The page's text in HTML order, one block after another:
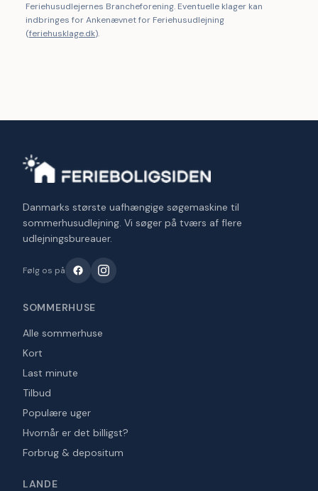
Feriehusudlejernes Brancheforening. Eventuelle klager kan
indbringes for Ankenævnet for Feriehusudlejning
(feriehusklage.dk).
Danmarks største uafhængige søgemaskine til
sommerhusudlejning. Vi søger på tværs af flere
udlejningsbureauer.
Følg os på
SOMMERHUSE
Alle sommerhuse
Kort
Last minute
Tilbud
Populære uger
Hvornår er det billigst?
Forbrug & depositum
LANDE